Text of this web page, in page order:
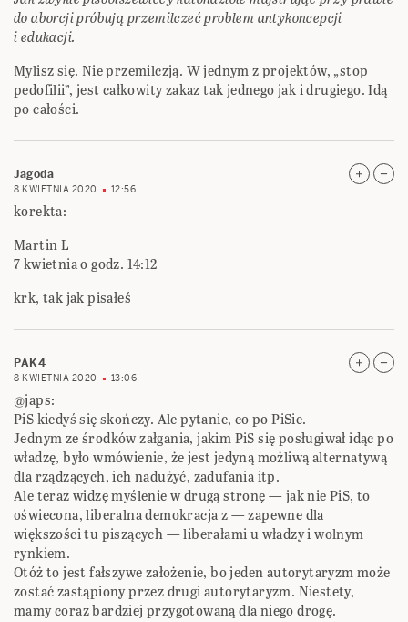
do aborcji próbują przemilczeć problem antykoncepcji
i edukacji.
Mylisz się. Nie przemilczją. W jednym z projektów, „stop
pedofilii”, jest całkowity zakaz tak jednego jak i drugiego. Idą
po całości.
Jagoda
8 KWIETNIA 2020 12:56
korekta:
Martin L
7 kwietnia o godz. 14:12
krk, tak jak pisałeś
PAK4
8 KWIETNIA 2020 13:06
@japs:
PiS kiedyś się skończy. Ale pytanie, co po PiSie.
Jednym ze środków załgania, jakim PiS się posługiwał idąc po
władzę, było wmówienie, że jest jedyną możliwą alternatywą
dla rządzących, ich nadużyć, zadufania itp.
Ale teraz widzę myślenie w drugą stronę — jak nie PiS, to
oświecona, liberalna demokracja z — zapewne dla
większości tu piszących — liberałami u władzy i wolnym
rynkiem.
Otóż to jest fałszywe założenie, bo jeden autorytaryzm może
zostać zastąpiony przez drugi autorytaryzm. Niestety,
mamy coraz bardziej przygotowaną dla niego drogę.